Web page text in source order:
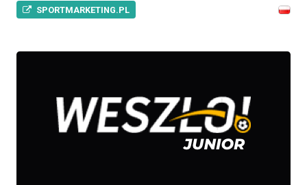
SPORTMARKETING.PL